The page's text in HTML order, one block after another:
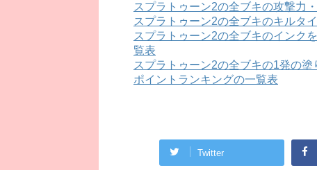
スプラトゥーン2の全ブキの攻撃力
スプラトゥーン2の全ブキのキルタ
スプラトゥーン2の全ブキのインク
覧表
スプラトゥーン2の全ブキの1発の
ポイントランキングの一覧表
Twitter